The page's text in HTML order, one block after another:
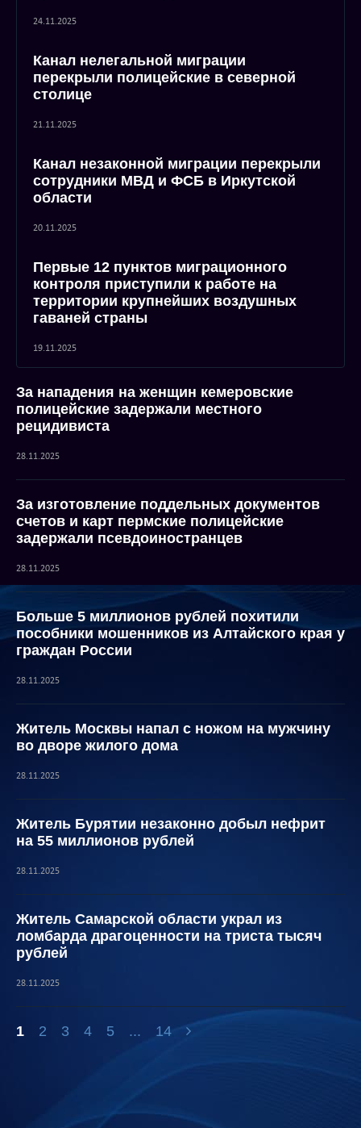
24.11.2025
Канал нелегальной миграции
перекрыли полицейские в северной
столице
21.11.2025
Канал незаконной миграции перекрыли
сотрудники МВД и ФСБ в Иркутской
области
20.11.2025
Первые 12 пунктов миграционного
контроля приступили к работе на
территории крупнейших воздушных
гаваней страны
19.11.2025
За нападения на женщин кемеровские
полицейские задержали местного
рецидивиста
28.11.2025
За изготовление поддельных документов
счетов и карт пермские полицейские
задержали псевдоиностранцев
28.11.2025
Больше 5 миллионов рублей похитили
пособники мошенников из Алтайского края у
граждан России
28.11.2025
Житель Москвы напал с ножом на мужчину
во дворе жилого дома
28.11.2025
Житель Бурятии незаконно добыл нефрит
на 55 миллионов рублей
28.11.2025
Житель Самарской области украл из
ломбарда драгоценности на триста тысяч
рублей
28.11.2025
1 2 3 4 5 ... 14